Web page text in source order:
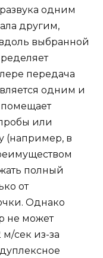
одним
другим,
выбранной
передача
одним и
или
(например, в
полный
от
Однако
не может
м/сек из-за